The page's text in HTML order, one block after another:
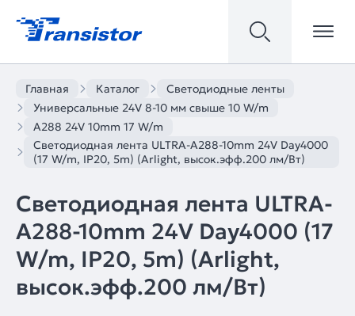
Главная Каталог
Светодиодные ленты
Универсальные 24V 8-10 мм свыше 10 W/m
A288 24V 10mm 17 W/m
Светодиодная лента ULTRA-A288-10mm 24V Day4000
(17 W/m, IP20, 5m) (Arlight, высок.эфф.200 лм/Вт)
Светодиодная лента ULTRA-
A288-10mm 24V Day4000 (17
W/m, IP20, 5m) (Arlight,
высок.эфф.200 лм/Вт)